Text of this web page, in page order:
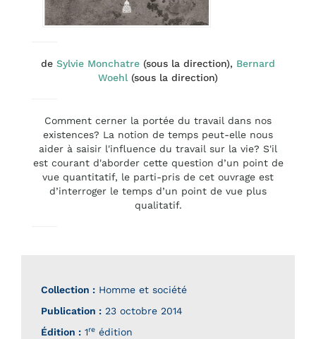
de Sylvie Monchatre (sous la direction), Bernard
Woehl(sous la direction)
Comment cerner la portée du travail dans nos
existences? La notion de temps peut-elle nous
aider à saisir l'influence du travail sur la vie? S'il
est courant d'aborder cette question d’un point de
vue quantitatif, le parti-pris de cet ouvrage est
d’interroger le temps d’un point de vue plus
qualitatif.
Collection : Homme et société
Publication : 23 octobre 2014
Édition : 1re édition